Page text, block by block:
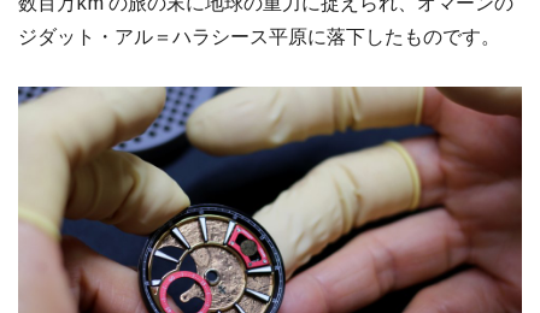
ジダット・アル＝ハラシース平原に落下したものです。